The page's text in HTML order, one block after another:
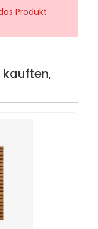
Produkt
kauften,